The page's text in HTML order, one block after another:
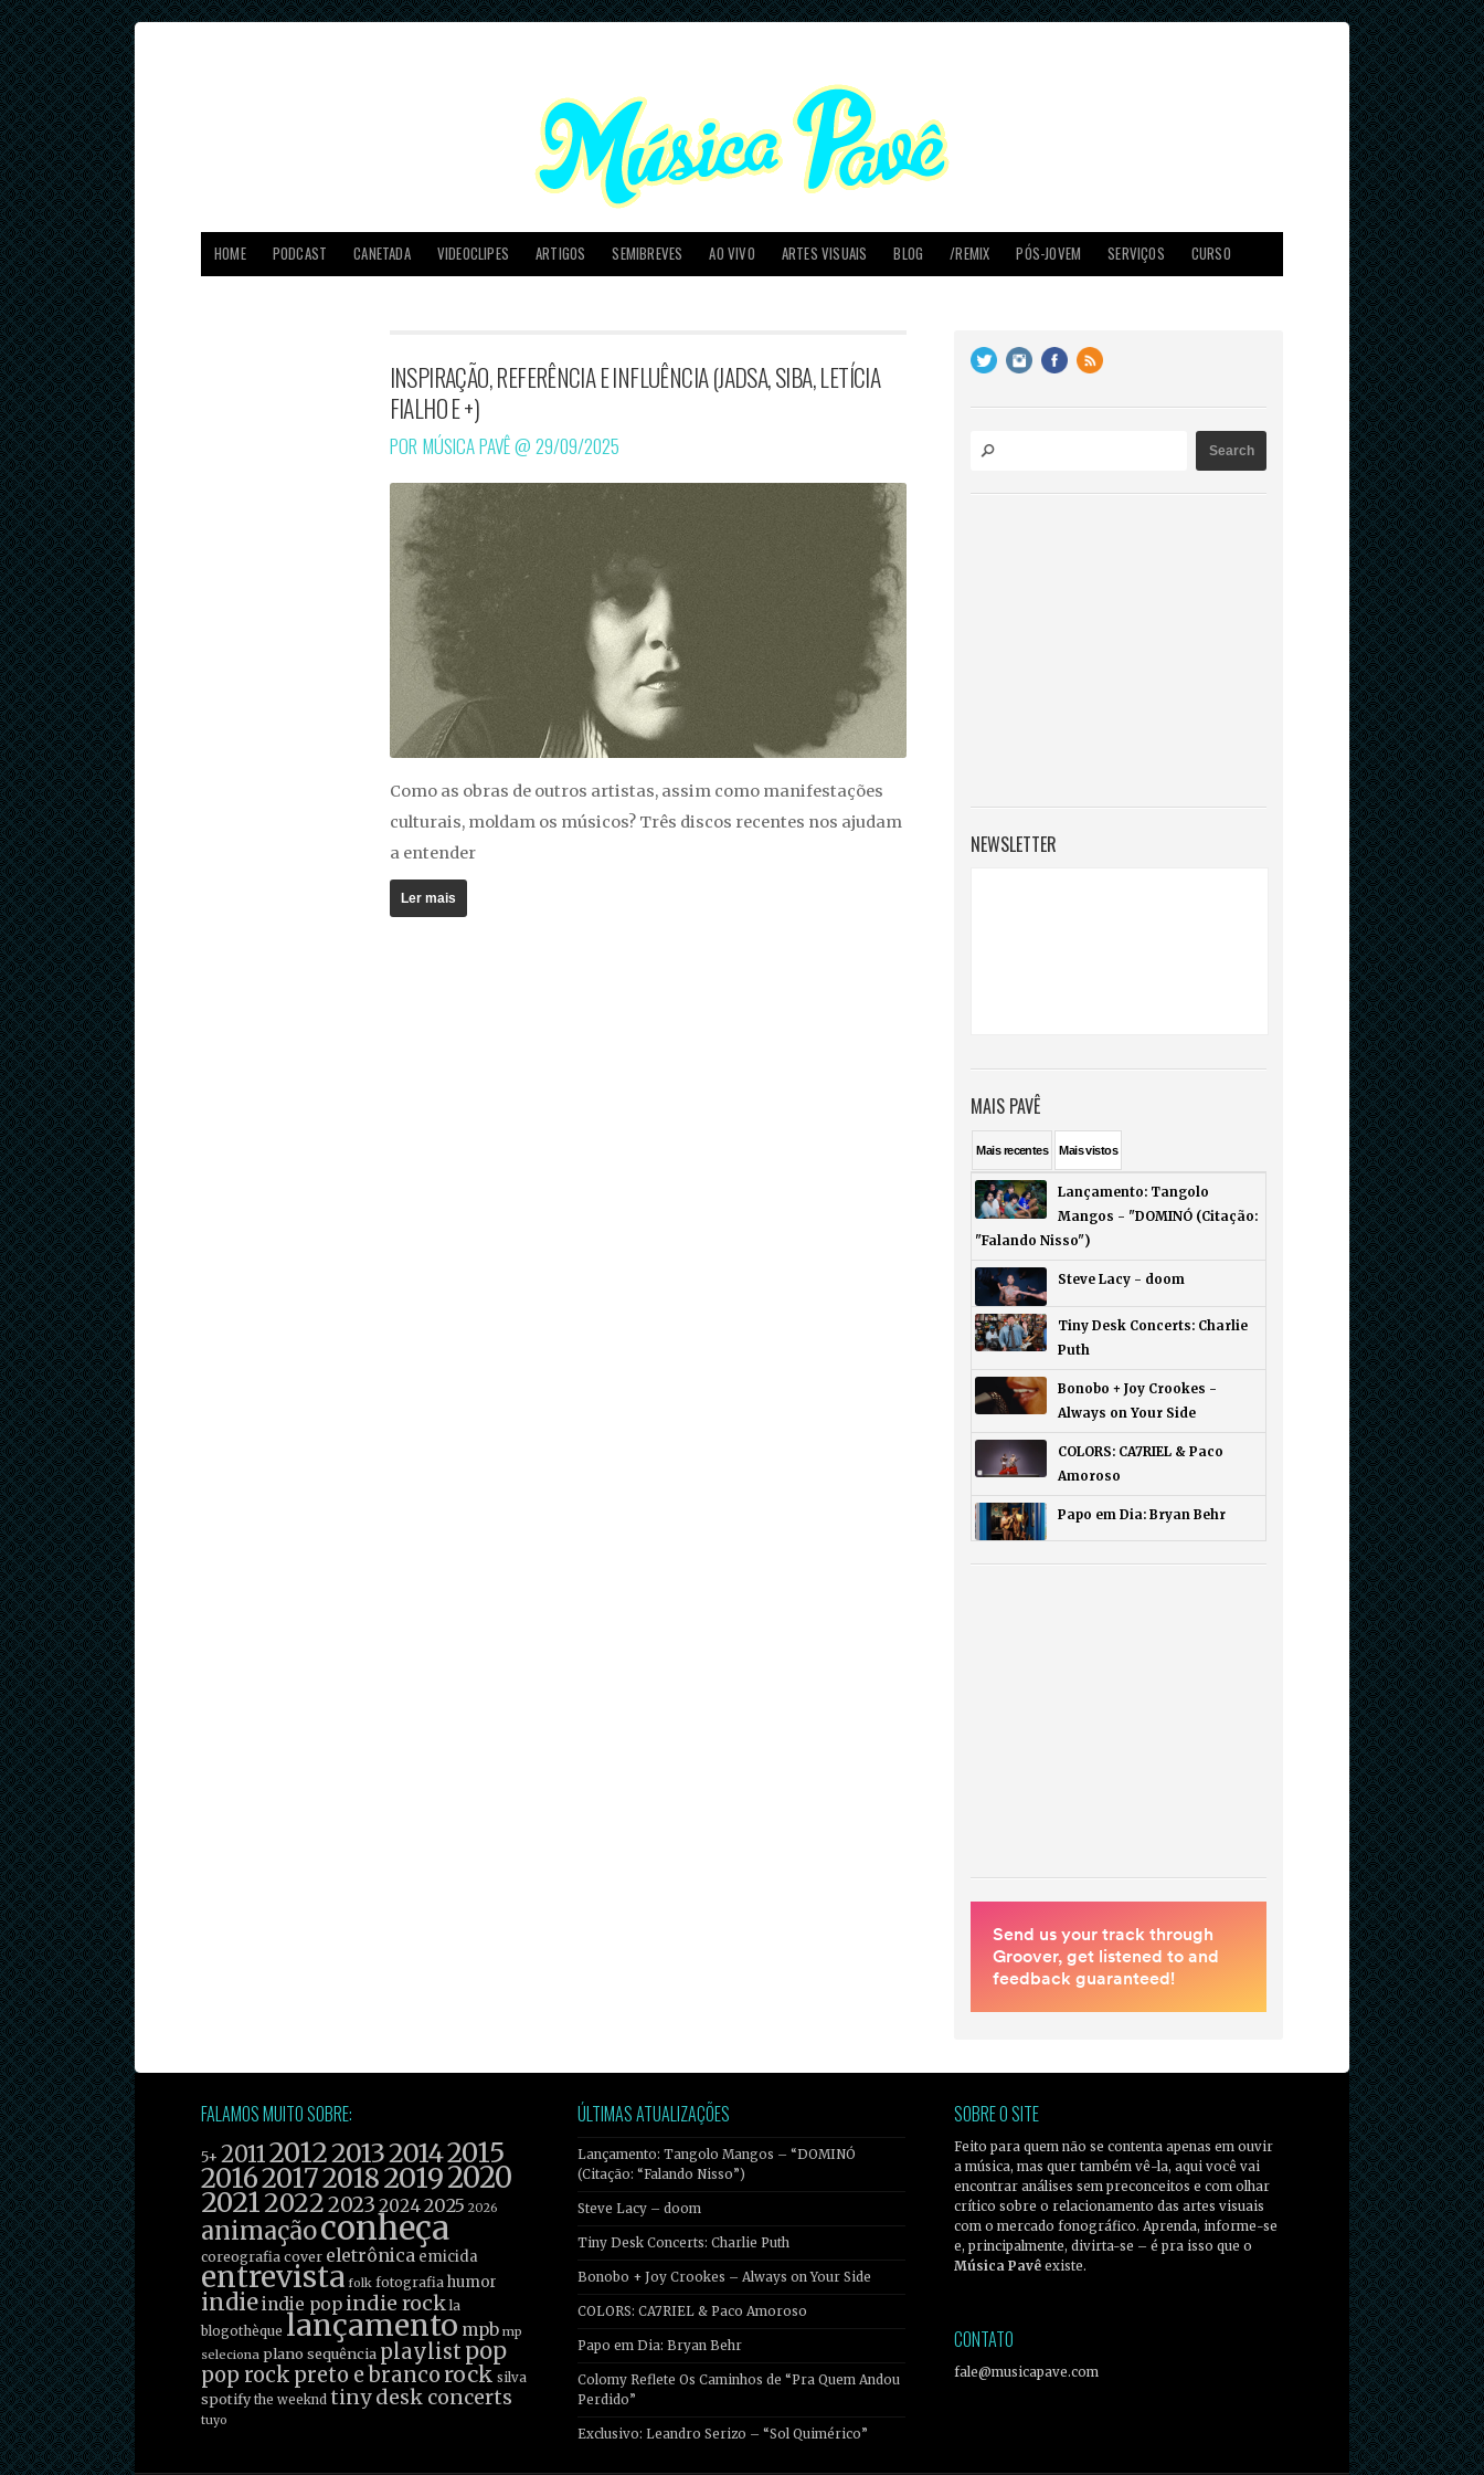
HOME PODCAST CANETADA VIDEOCLIPES ARTIGOS SEMIBREVES AO VIVO ARTES VISUAIS BLOG /REMIX PÓS-JOVEM SERVIÇOS CURSO
INSPIRAÇÃO, REFERÊNCIA E INFLUÊNCIA (JADSA, SIBA, LETÍCIA
FIALHO E +)
POR MÚSICA PAVÊ @29/09/2025
Como as obras de outros artistas, assim como manifestações
culturais, moldam os músicos? Três discos recentes nos ajudam
a entender
Ler mais
NEWSLETTER
MAIS PAVÊ
Maisrecentes Maisvistos
Lançamento: Tangolo
Mangos - "DOMINÓ (Citação:
"Falando Nisso")
Steve Lacy - doom
Tiny Desk Concerts: Charlie
Puth
Bonobo + Joy Crookes -
Always on Your Side
COLORS: CA7RIEL & Paco
Amoroso
Papo em Dia: Bryan Behr
FALAMOS MUITO SOBRE:
5+ 20112012201320142015
20162017201820192020
202120222023 20242025 2026
animaçãoconheça
coreografia cover eletrônica emicida
entrevista folk fotografia humor
indieindie pop indie rock la
blogothèque lançamento mpb mp
seleciona plano sequência playlist pop
pop rock preto e branco rock silva
spotify the weeknd tiny desk concerts
tuyo
ÚLTIMAS ATUALIZAÇÕES
Lançamento: Tangolo Mangos – “DOMINÓ
(Citação: “Falando Nisso”)
Steve Lacy – doom
Tiny Desk Concerts: Charlie Puth
Bonobo + Joy Crookes – Always on Your Side
COLORS: CA7RIEL & Paco Amoroso
Papo em Dia: Bryan Behr
Colomy Reflete Os Caminhos de “Pra Quem Andou
Perdido”
Exclusivo: Leandro Serizo – “Sol Quimérico”
SOBRE O SITE
Feito para quem não se contenta apenas em ouvir
a música, mas quer também vê-la, aqui você vai
encontrar análises sem preconceitos e com olhar
crítico sobre o relacionamento das artes visuais
com o mercado fonográfico. Aprenda, informe-se
e, principalmente, divirta-se – é pra isso que o
Música Pavê existe.
CONTATO
fale@musicapave.com